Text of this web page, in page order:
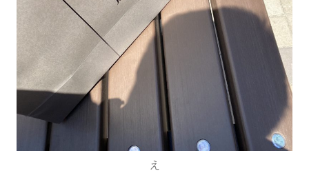
え